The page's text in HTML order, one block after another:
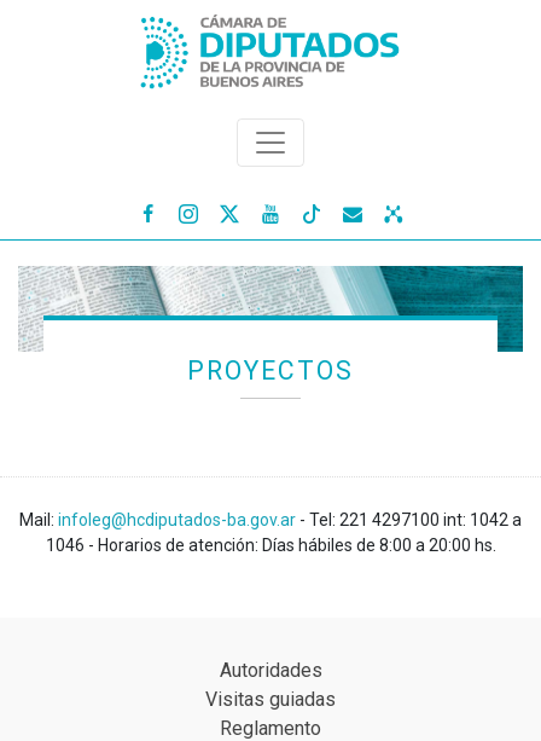
   
PROYECTOS
Mail: infoleg@hcdiputados-ba.gov.ar - Tel: 221 4297100 int: 1042 a
1046 - Horarios de atención: Días hábiles de 8:00 a 20:00 hs.
Autoridades
Visitas guiadas
Reglamento